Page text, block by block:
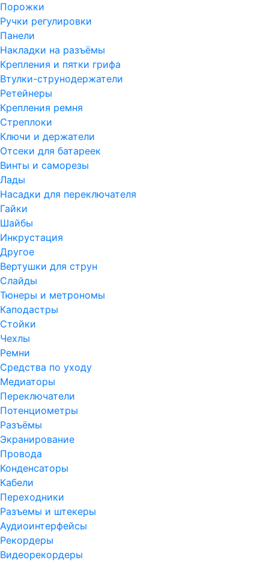
Порожки
Ручки регулировки
Панели
Накладки на разъёмы
Крепления и пятки грифа
Втулки-струнодержатели
Ретейнеры
Крепления ремня
Стреплоки
Ключи и держатели
Отсеки для батареек
Винты и саморезы
Лады
Насадки для переключателя
Гайки
Шайбы
Инкрустация
Другое
Вертушки для струн
Слайды
Тюнеры и метрономы
Каподастры
Стойки
Чехлы
Ремни
Средства по уходу
Медиаторы
Переключатели
Потенциометры
Разъёмы
Экранирование
Провода
Конденсаторы
Кабели
Переходники
Разъемы и штекеры
Аудиоинтерфейсы
Рекордеры
Видеорекордеры